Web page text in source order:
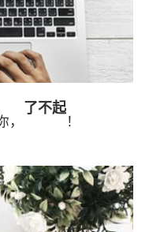
，
了不起
！